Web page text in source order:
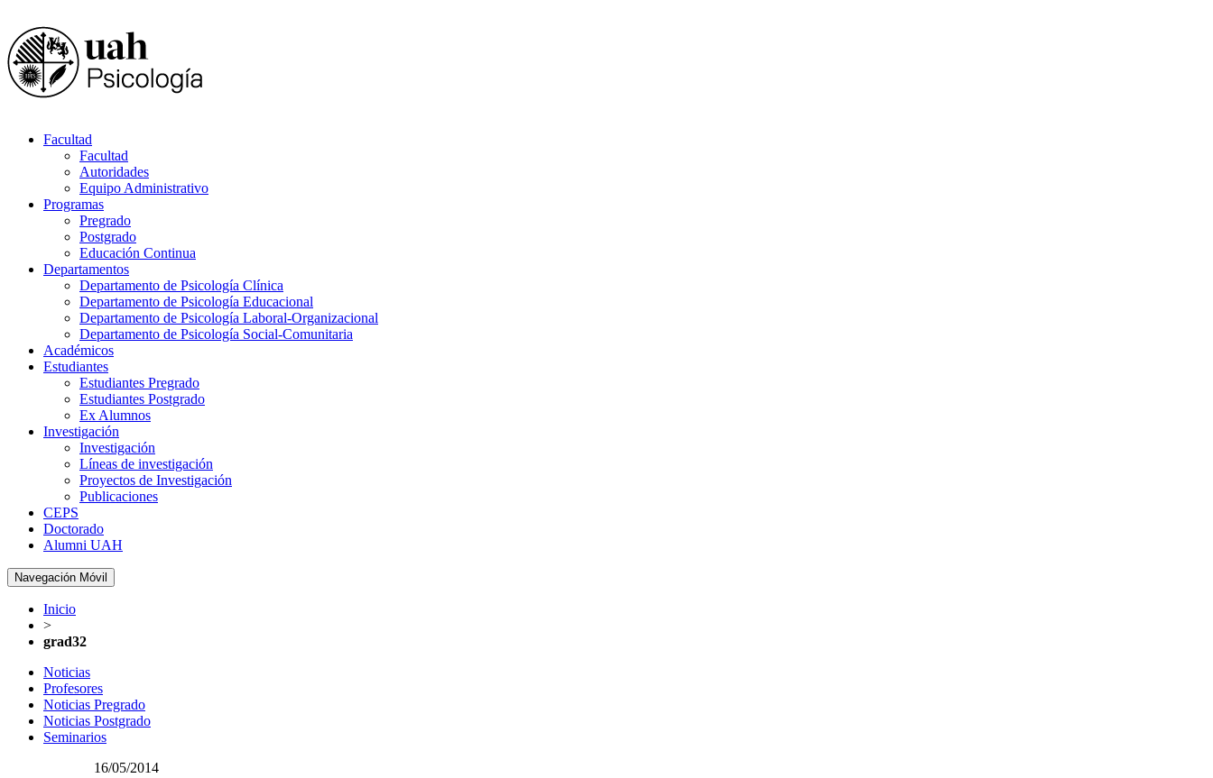
Facultad
Facultad
Autoridades
Equipo Administrativo
Programas
Pregrado
Postgrado
Educación Continua
Departamentos
Departamento de Psicología Clínica
Departamento de Psicología Educacional
Departamento de Psicología Laboral-Organizacional
Departamento de Psicología Social-Comunitaria
Académicos
Estudiantes
Estudiantes Pregrado
Estudiantes Postgrado
Ex Alumnos
Investigación
Investigación
Líneas de investigación
Proyectos de Investigación
Publicaciones
CEPS
Doctorado
Alumni UAH
Navegación Móvil
Inicio
>
grad32
Noticias
Profesores
Noticias Pregrado
Noticias Postgrado
Seminarios
16/05/2014